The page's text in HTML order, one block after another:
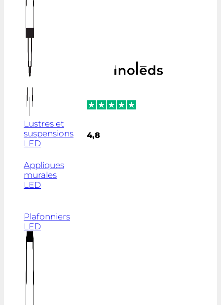
Lustres et
suspensions
LED
Appliques
murales
LED
Plafonniers
LED
4,8